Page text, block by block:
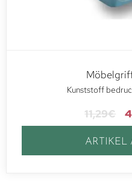
Kunststoff
11,29€
ARTIKEL